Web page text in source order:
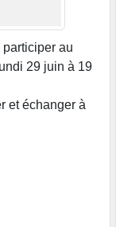
au
29 juin à 19
et échanger à